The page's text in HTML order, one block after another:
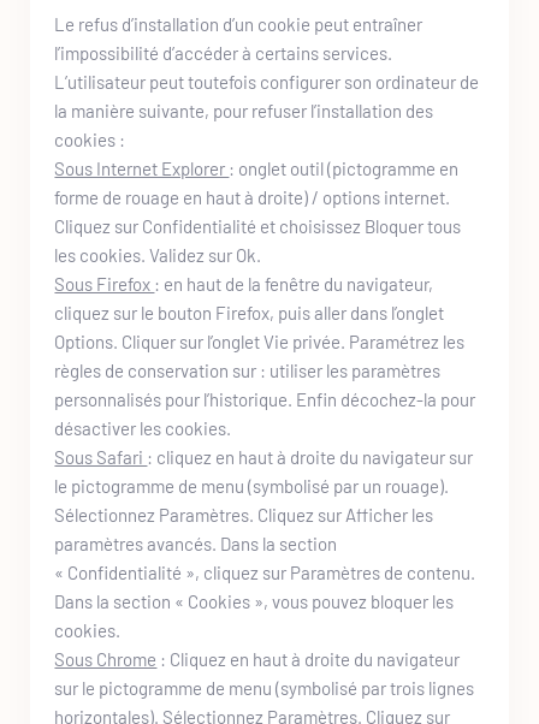
Le refus d’installation d’un cookie peut entraîner
l’impossibilité d’accéder à certains services.
L’utilisateur peut toutefois configurer son ordinateur de
la manière suivante, pour refuser l’installation des
cookies :
Sous Internet Explorer : onglet outil (pictogramme en
forme de rouage en haut à droite) / options internet.
Cliquez sur Confidentialité et choisissez Bloquer tous
les cookies. Validez sur Ok.
Sous Firefox : en haut de la fenêtre du navigateur,
cliquez sur le bouton Firefox, puis aller dans l’onglet
Options. Cliquer sur l’onglet Vie privée. Paramétrez les
règles de conservation sur : utiliser les paramètres
personnalisés pour l’historique. Enfin décochez-la pour
désactiver les cookies.
Sous Safari : cliquez en haut à droite du navigateur sur
le pictogramme de menu (symbolisé par un rouage).
Sélectionnez Paramètres. Cliquez sur Afficher les
paramètres avancés. Dans la section
« Confidentialité », cliquez sur Paramètres de contenu.
Dans la section « Cookies », vous pouvez bloquer les
cookies.
Sous Chrome : Cliquez en haut à droite du navigateur
sur le pictogramme de menu (symbolisé par trois lignes
horizontales). Sélectionnez Paramètres. Cliquez sur